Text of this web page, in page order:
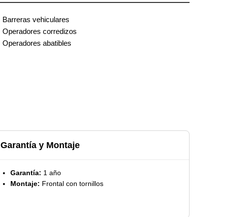
Barreras vehiculares
Operadores corredizos
Operadores abatibles
Garantía y Montaje
Garantía: 1 año
Montaje: Frontal con tornillos